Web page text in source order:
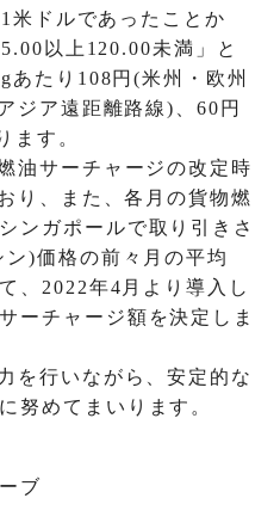
米ドルであったことか
以上120.00未満」と
あたり108円(米州・欧州
ジア遠距離路線)、60円
ます。
油サーチャージの改定時
り、また、各月の貨物燃
ンガポールで取り引きさ
)価格の前々月の平均
、2022年4月より導入し
ーチャージ額を決定しま
を行いながら、安定的な
努めてまいります。
ブ